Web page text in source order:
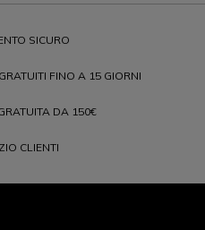
SICURO
FINO A 15 GIORNI
DA 150€
CLIENTI